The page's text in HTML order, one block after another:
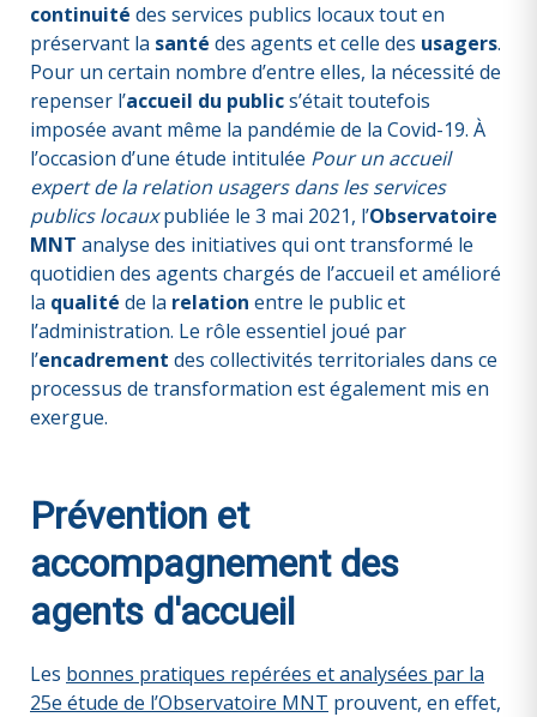
continuité des services publics locaux tout en
préservant la santé des agents et celle des usagers.
Pour un certain nombre d’entre elles, la nécessité de
repenser l’accueil du publics’était toutefois
imposée avant même la pandémie de la Covid-19. À
l’occasion d’une étude intitulée Pour un accueil
expert de la relation usagers dans les services
publics locauxpubliée le 3 mai 2021, l’Observatoire
MNT analyse des initiatives qui ont transformé le
quotidien des agents chargés de l’accueil et amélioré
la qualité de la relation entre le public et
l’administration. Le rôle essentiel joué par
l’encadrement des collectivités territoriales dans ce
processus de transformation est également mis en
exergue.
Prévention et
accompagnement des
agents d'accueil
Les bonnes pratiques repérées et analysées par la
25e étude de l’Observatoire MNT prouvent, en effet,